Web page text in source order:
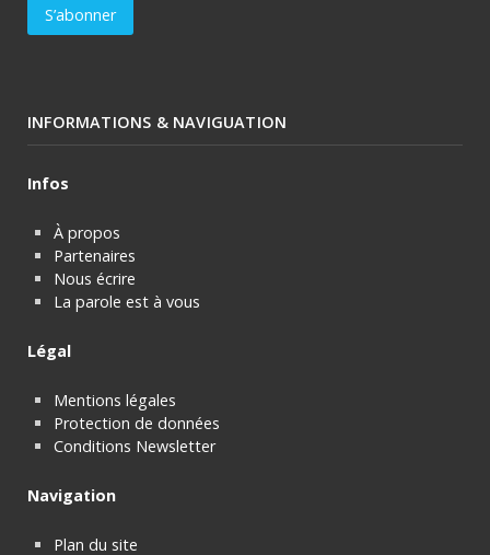
INFORMATIONS & NAVIGUATION
Infos
À propos
Partenaires
Nous écrire
La parole est à vous
Légal
Mentions légales
Protection de données
Conditions Newsletter
Navigation
Plan du site